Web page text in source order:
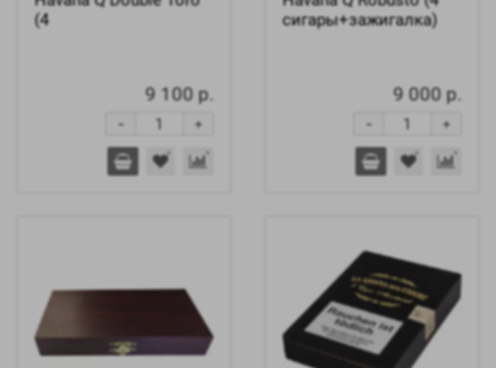
(4
9 100 р.
+
-
сигары+зажигалка)
9 000 р.
+
-